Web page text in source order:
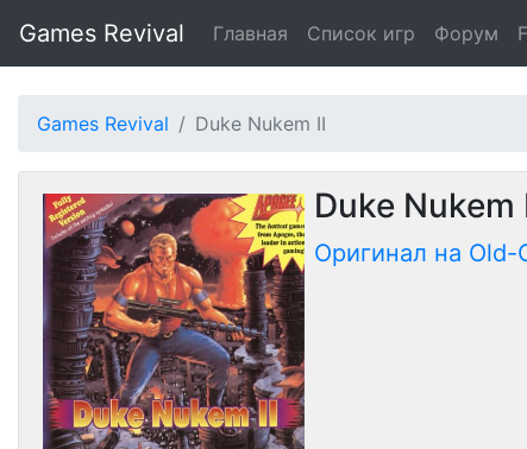
Games Revival Главная Список игр Форум
Games Revival Duke Nukem II
Duke Nukem
Оригинал на Old-